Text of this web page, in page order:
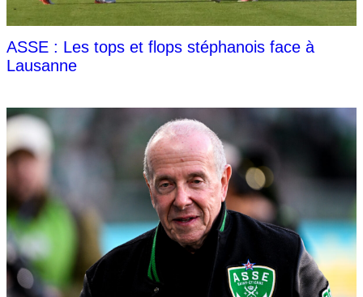
ASSE : Les tops et flops stéphanois face à
Lausanne